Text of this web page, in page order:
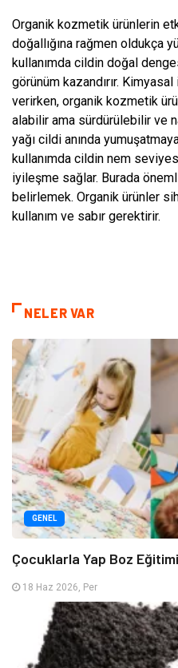
Organik kozmetik ürünlerin
doğallığına rağmen oldukça
kullanımda cildin doğal
görünüm kazandırır.
verirken, organik kozmetik
alabilir ama sürdürülebilir ve
yağı cildi anında
kullanımda cildin nem
iyileşme sağlar. Burada
belirlemek. Organik ürünler
kullanım ve sabır gerektirir.
NELER VAR
GENEL
Çocuklarla Yap Boz
18 Haz 2026, Per